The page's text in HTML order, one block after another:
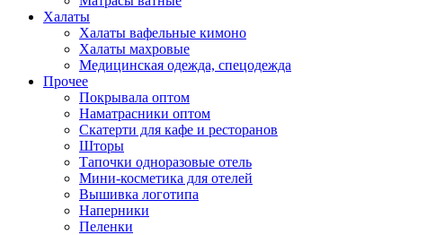
Халаты
Халаты вафельные кимоно
Халаты махровые
Медицинская одежда, спецодежда
Прочее
Покрывала оптом
Наматрасники оптом
Скатерти для кафе и ресторанов
Шторы
Тапочки одноразовые отель
Мини-косметика для отелей
Вышивка логотипа
Наперники
Пеленки